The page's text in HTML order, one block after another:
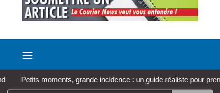
moments, grande incidence : un guide réaliste pour prendre